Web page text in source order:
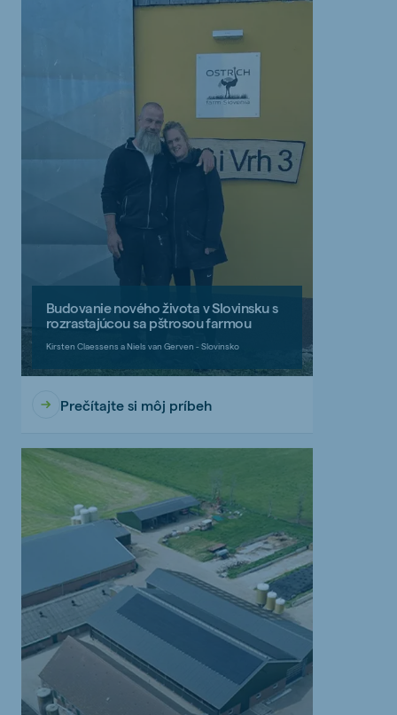
Budovanie nového života v Slovinsku s
rozrastajúcou sa pštrosou farmou
Kirsten Claessens a Niels van Gerven - Slovinsko
Prečítajte si môj príbeh